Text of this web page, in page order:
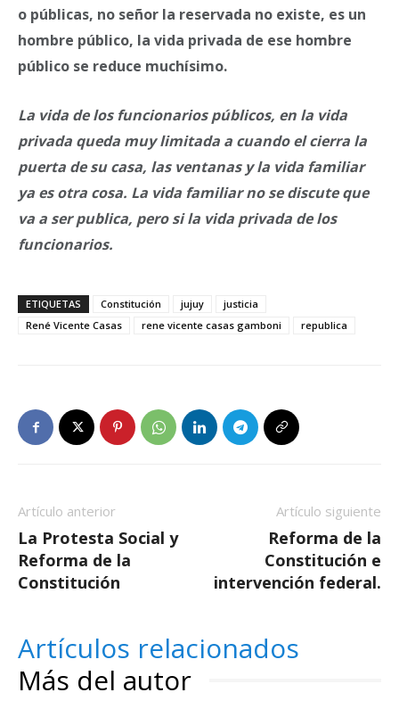
o públicas, no señor la reservada no existe, es un
hombre público, la vida privada de ese hombre
público se reduce muchísimo.
La vida de los funcionarios públicos, en la vida
privada queda muy limitada a cuando el cierra la
puerta de su casa, las ventanas y la vida familiar
ya es otra cosa. La vida familiar no se discute que
va a ser publica, pero si la vida privada de los
funcionarios.
ETIQUETAS Constitución jujuy
justicia
René Vicente Casas
rene vicente casas gamboni republica
Artículo anterior
La Protesta Social y
Reforma de la
Constitución
Artículo siguiente
Reforma de la
Constitución e
intervención federal.
Artículos relacionados
Más del autor